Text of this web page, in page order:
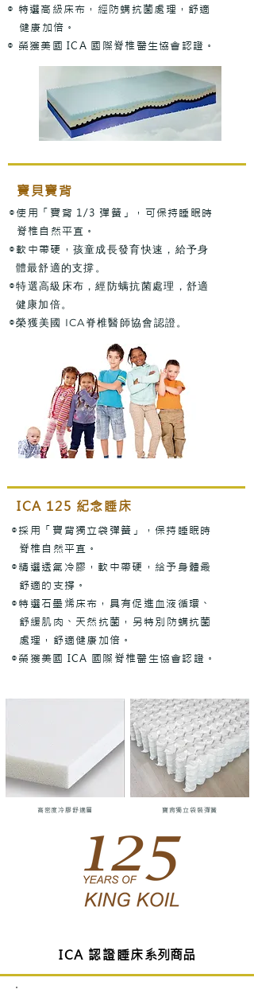
◎ 特選高級床布，經防螨抗菌處理，舒適
健康加倍。
◎ 榮獲美國 ICA 國際脊椎醫生協會認證。
寶貝寶背
◎使用「寶背 1/3 彈簧」，可保持睡眠時
脊椎自然平直。
◎軟中帶硬， 孩童成長發育快速，給予身
體最舒適的支撐。
◎特選高級床布，經防螨抗菌處理，舒適
健康加倍。
◎榮獲美國 ICA脊椎醫師協會認證。
ICA 125 紀念睡床
◎採用「寶背獨立袋彈簧」，保持睡眠時
脊椎自然平直。
◎精選透氣冷膠，軟中帶硬，給予身體最
舒適的支撐。
◎特選石墨烯床布，具有促進血液循環、
舒緩肌肉、天然抗菌，另特別防螨抗菌
處理，舒適健康加倍。
◎榮獲美國 ICA 國際脊椎醫生協會認證。
高密度冷膠舒適層 寶背獨立袋裝彈簧
ICA 認證睡床​系列商品